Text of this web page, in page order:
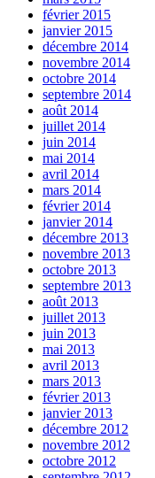
février 2015
janvier 2015
décembre 2014
novembre 2014
octobre 2014
septembre 2014
août 2014
juillet 2014
juin 2014
mai 2014
avril 2014
mars 2014
février 2014
janvier 2014
décembre 2013
novembre 2013
octobre 2013
septembre 2013
août 2013
juillet 2013
juin 2013
mai 2013
avril 2013
mars 2013
février 2013
janvier 2013
décembre 2012
novembre 2012
octobre 2012